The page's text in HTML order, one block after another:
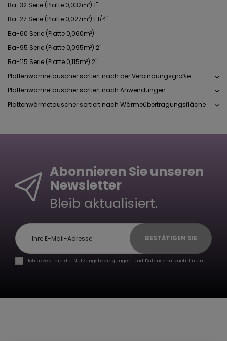
Ba-32 Serie (Platte 0,032m²) 1"
Ba-27 Serie (Platte 0,027m²) 1 1/4"
Ba-60 Serie (Platte 0,060m²)
Ba-95 Serie (Platte 0,095m²) 2"
Ba-115 Serie (Platte 0,115m²) 2"
Plattenwärmetauscher sortiert nach der Verbindungsgröße
Plattenwärmetauscher sortiert nach Anwendungen
Plattenwärmetauscher sortiert nach Wärmeübertragungsfläche
Abonnieren Sie unseren
Newsletter
Bleib aktualisiert.
BESTÄTIGEN SIE
Ich akzeptiere die Nutzungsbedingungen und Datenschutzrichtlinien